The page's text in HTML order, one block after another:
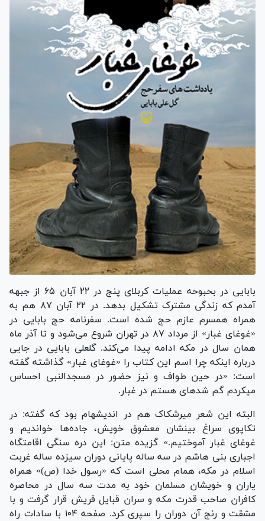
بابایی در بحبوحه عملیات کربلای پنج در ۲۲ آبان ۶۵ از جبهه
آمدم که زندگی مشترک تشکیل بدهد. در ۲۲ آبان ۸۷ هم به
همراه همسرم عازم حج شده است. سفرنامه حج بابایی در
«غوغای غبار» از مرداد ۸۷ در تهران شروع می‌شود و تا آذر ماه
همان سال در مکه ادامه پیدا می‌کند. گلعلی بابایی در جایی
درباره اینکه چرا اسم این کتاب را «غوغای غبار» گذاشته گفته
است: «در حین طواف و نیز حضور در مسجدالنبی احساس
میکردم گم شد‌های هستم در غبار.
البته این شعر میرشکاک هم در اندیشهام بود که گفته: در
تکاپوی سراغ بینشان معشوق خویش، جاده‌ها خواندیم و
غوغای غبار آموختیم.» گزیده متن: این دره سنگی اقامتگاه
اجباری بنی هاشم در سه ساله پایانی دوران سیزده ساله غربت
اسلام در مکه، همام محلی است که «رسول خدا (ص)» همراه
یاران و خویشان مسلمان خود به مدت سه سال در محاصره
کافران صاحب قدرت مکه و سران قبایل قریش قرار گرفت و با
مشقت و رنج آن دوران را سپری کرد. صفحه ۱۰۴ با سادات راه